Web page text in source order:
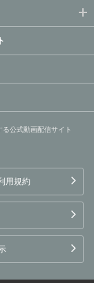
公式動画配信サイト
用規約